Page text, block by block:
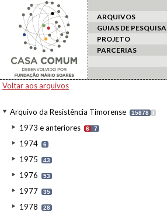
ARQUIVOS
GUIAS DE PESQUISA
PROJETO
PARCERIAS
Voltar aos arquivos
Arquivo da Resistência Timorense 15878 I
1973 e anteriores 6 7
1974 6
1975 43
1976 53
1977 35
1978 28